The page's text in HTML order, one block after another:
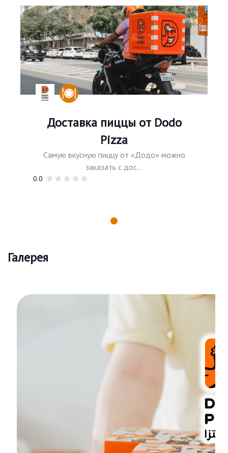
Доставка пиццы от Dodo
Pizza
Самую вкусную пиццу от «Додо» можно
заказать с дос...
0.0
Галерея